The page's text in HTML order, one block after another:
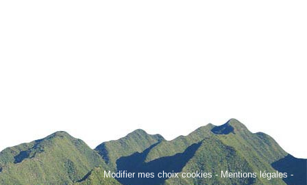
Modifier mes choix cookies-Mentions légales -